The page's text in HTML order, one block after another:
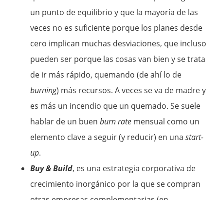
un punto de equilibrio y que la mayoría de las
veces no es suficiente porque los planes desde
cero implican muchas desviaciones, que incluso
pueden ser porque las cosas van bien y se trata
de ir más rápido, quemando (de ahí lo de
burning) más recursos. A veces se va de madre y
es más un incendio que un quemado. Se suele
hablar de un buenburn rate mensual como un
elemento clave a seguir (y reducir) en unastart-
up.
Buy & Build, es una estrategia corporativa de
crecimiento inorgánico por la que se compran